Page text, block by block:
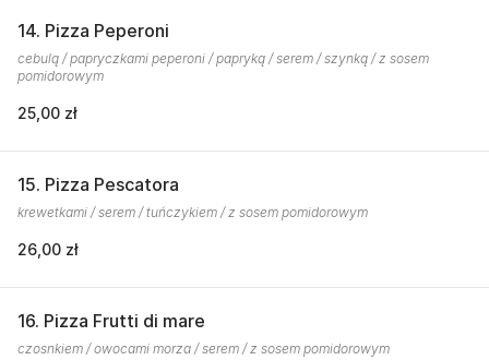
14. Pizza Peperoni
cebulą / papryczkami peperoni / papryką / serem / szynką / z sosem
pomidorowym
25,00 zł
15. Pizza Pescatora
krewetkami / serem / tuńczykiem / z sosem pomidorowym
26,00 zł
16. Pizza Frutti di mare
czosnkiem / owocami morza / serem / z sosem pomidorowym